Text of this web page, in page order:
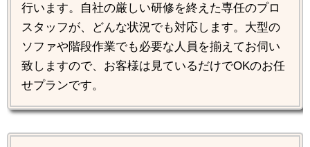
行います。自社の厳しい研修を終えた専任のプロ
スタッフが、どんな状況でも対応します。大型の
ソファや階段作業でも必要な人員を揃えてお伺い
致しますので、お客様は見ているだけでOKのお任
せプランです。